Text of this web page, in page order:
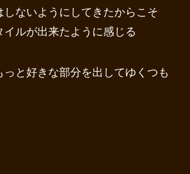
しないようにしてきたからこそ
イルが出来たように感じる
っと好きな部分を出してゆくつも